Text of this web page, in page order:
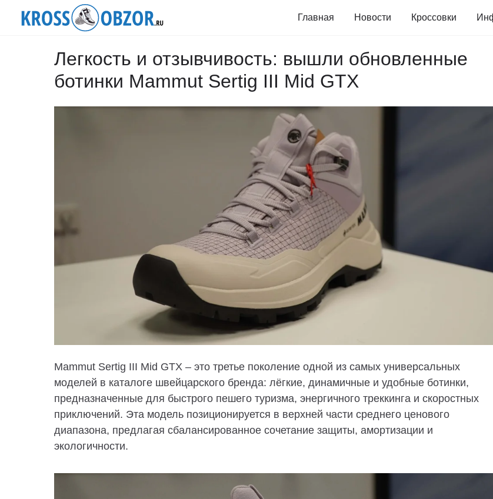
Главная Новости Кроссовки
Легкость и отзывчивость: вышли обновленные
ботинки Mammut Sertig III Mid GTX
Mammut Sertig III Mid GTX – это третье поколение одной из самых универсальных
моделей в каталоге швейцарского бренда: лёгкие, динамичные и удобные ботинки,
предназначенные для быстрого пешего туризма, энергичного треккинга и скоростных
приключений. Эта модель позиционируется в верхней части среднего ценового
диапазона, предлагая сбалансированное сочетание защиты, амортизации и
экологичности.